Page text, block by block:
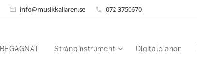
info@musikkallaren.se 072-3750670
BEGAGNAT Stränginstrument Digitalpianon